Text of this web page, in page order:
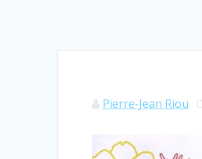
Pierre-Jean Riou